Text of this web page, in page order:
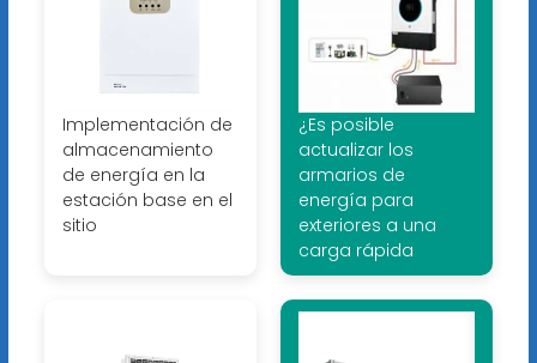
Implementación de
almacenamiento
de energía en la
estación base en el
sitio
¿Es posible
actualizar los
armarios de
energía para
exteriores a una
carga rápida